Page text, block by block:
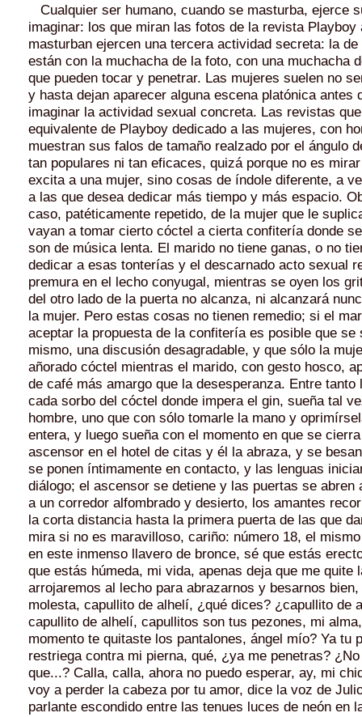
Cualquier ser humano, cuando se masturba, ejerce
imaginar: los que miran las fotos de la revista Playboy
masturban ejercen una tercera actividad secreta: la
están con la muchacha de la foto, con una muchacha
que pueden tocar y penetrar. Las mujeres suelen no
y hasta dejan aparecer alguna escena platónica antes
imaginar la actividad sexual concreta. Las revistas
equivalente de Playboy dedicado a las mujeres, con
muestran sus falos de tamaño realzado por el ángulo
tan populares ni tan eficaces, quizá porque no es
excita a una mujer, sino cosas de índole diferente, a
a las que desea dedicar más tiempo y más espacio.
caso, patéticamente repetido, de la mujer que le
vayan a tomar cierto cóctel a cierta confitería donde
son de música lenta. El marido no tiene ganas, o no
dedicar a esas tonterías y el descarnado acto sexual
premura en el lecho conyugal, mientras se oyen los
del otro lado de la puerta no alcanza, ni alcanzará
la mujer. Pero estas cosas no tienen remedio; si el
aceptar la propuesta de la confitería es posible que
mismo, una discusión desagradable, y que sólo la
añorado cóctel mientras el marido, con gesto hosco,
de café más amargo que la desesperanza. Entre tanto
cada sorbo del cóctel donde impera el gin, sueña tal
hombre, uno que con sólo tomarle la mano y
entera, y luego sueña con el momento en que se
ascensor en el hotel de citas y él la abraza, y se
se ponen íntimamente en contacto, y las lenguas
diálogo; el ascensor se detiene y las puertas se abren
a un corredor alfombrado y desierto, los amantes
la corta distancia hasta la primera puerta de las que
mira si no es maravilloso, cariño: número 18, el
en este inmenso llavero de bronce, sé que estás
que estás húmeda, mi vida, apenas deja que me quite
arrojaremos al lecho para abrazarnos y besarnos
molesta, capullito de alhelí, ¿qué dices? ¿capullito de
capullito de alhelí, capullitos son tus pezones, mi
momento te quitaste los pantalones, ángel mío? Ya tu
restriega contra mi pierna, qué, ¿ya me penetras?
que...? Calla, calla, ahora no puedo esperar, ay, mi
voy a perder la cabeza por tu amor, dice la voz de
parlante escondido entre las tenues luces de neón en